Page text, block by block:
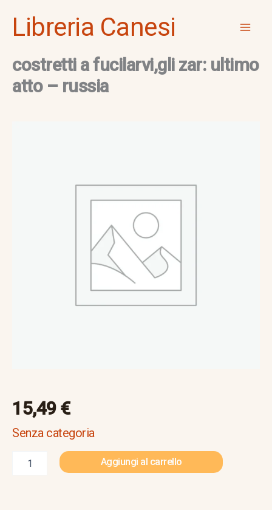
Libreria Canesi
costretti a fucilarvi,gli zar: ultimo
atto – russia
15,49 €
Senza categoria
Aggiungi al carrello